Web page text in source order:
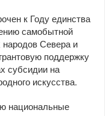
к Году единства
самобытной
Севера и
поддержку
субсидии на
искусства.
национальные